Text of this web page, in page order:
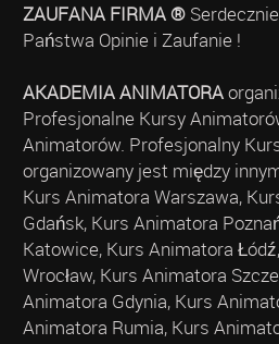
ZAUFANA FIRMA ®
Państwa Opinie i Zaufanie !
AKADEMIA ANIMATORA
Profesjonalne Kursy
Animatorów. Profesjonalny
organizowany jest między
Kurs Animatora Warszawa,
Gdańsk, Kurs Animatora
Katowice, Kurs Animatora
Wrocław, Kurs Animatora
Animatora Gdynia, Kurs
Animatora Rumia, Kurs